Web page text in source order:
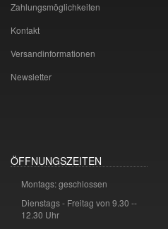
Zahlungsmöglichkeiten
Kontakt
Versandinformationen
Newsletter
ÖFFNUNGSZEITEN
Montags: geschlossen
Dienstags - Freitag von 9.30 --
12.30 Uhr